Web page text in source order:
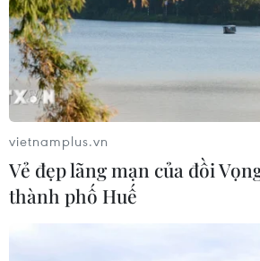
chức “bay lắc” tại Hà Nội
06/08/2026 03:46
Khởi tố thêm 6 đối tượng vụ lập
khống hồ sơ bảo hiểm y tế ở Đắk
vietnamplus.vn
Vẻ đẹp lãng mạn của đồi
thành phố Huế